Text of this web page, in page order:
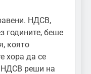
НДСВ,
годините, беше
която
хора да се
НДСВ реши на